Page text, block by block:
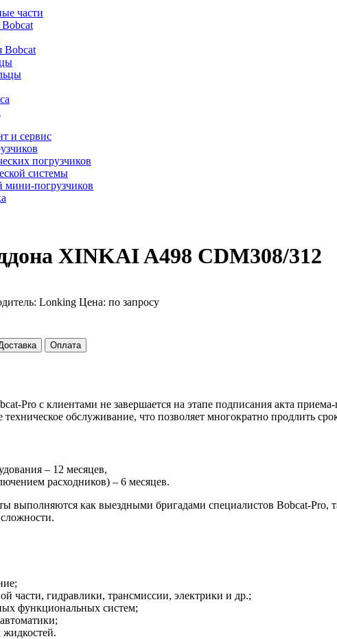
части
Bobcat
и сервис
погрузчиков
системы
мини-погрузчиков
XINKAI A498 CDM308/312
Lonking Цена: по запросу
Оплата
Pro с клиентами не завершается на этапе подписания акта
техническое обслуживание, что позволяет многократно продлить
– 12 месяцев,
расходников) – 6 месяцев.
выполняются как выездными бригадами специалистов Bobcat-Pro,
части, гидравлики, трансмиссии, электрики и др.;
функциональных систем;
жидкостей.